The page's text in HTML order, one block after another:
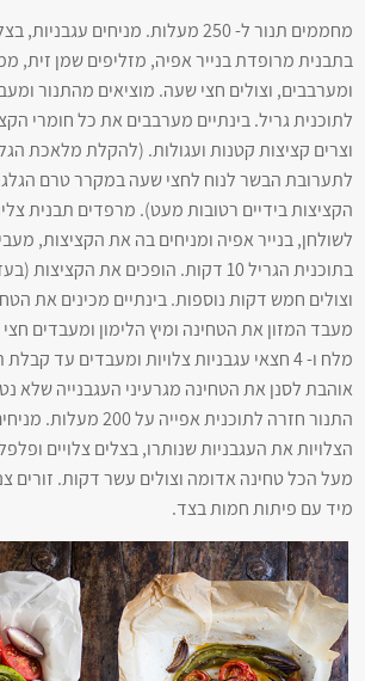
מחממים תנור ל- 250 מעלות. מניחים
בתבנית מרופדת בנייר אפיה, מזליפים שמן זית,
ומערבבים, וצולים חצי שעה. מוציאים מהתנור
לתוכנית גריל. בינתיים מערבבים את כל חומרי
וצרים קציצות קטנות ועגולות. (להקלת מלאכת
לתערובת הבשר לנוח לחצי שעה במקרר טרם
הקציצות בידיים רטובות מעט). מרפדים תבנית
לשולחן, בנייר אפיה ומניחים בה את הקציצות,
בתוכנית הגריל 10 דקות. הופכים את
וצולים חמש דקות נוספות. בינתיים מכינים את
מעבד המזון את הטחינה ומיץ הלימון ומעבדים
מלח ו- 4 חצאי עגבניות צלויות ומעבדים עד
אוהבת לסנן את הטחינה מגרעיני העגבנייה שלא
התנור חזרה לתוכנית אפייה
הצלויות את העגבניות שנותרו, בצלים צלויים
מעל הכל טחינה אדומה וצולים עשר דקות. זורים
מיד עם פיתות חמות בצד.